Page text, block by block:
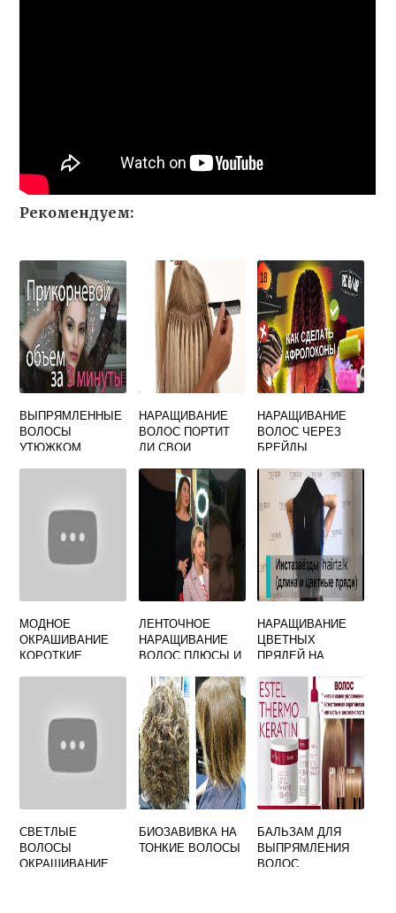
Рекомендуем:
ВЫПРЯМЛЕННЫЕ
ВОЛОСЫ
УТЮЖКОМ
НАРАЩИВАНИЕ
ВОЛОС ПОРТИТ
ЛИ СВОИ
НАРАЩИВАНИЕ
ВОЛОС ЧЕРЕЗ
БРЕЙДЫ
МОДНОЕ
ОКРАШИВАНИЕ
КОРОТКИЕ
ЛЕНТОЧНОЕ
НАРАЩИВАНИЕ
ВОЛОС ПЛЮСЫ И
НАРАЩИВАНИЕ
ЦВЕТНЫХ
ПРЯДЕЙ НА
СВЕТЛЫЕ
ВОЛОСЫ
ОКРАШИВАНИЕ
БИОЗАВИВКА НА
ТОНКИЕ ВОЛОСЫ
БАЛЬЗАМ ДЛЯ
ВЫПРЯМЛЕНИЯ
ВОЛОС